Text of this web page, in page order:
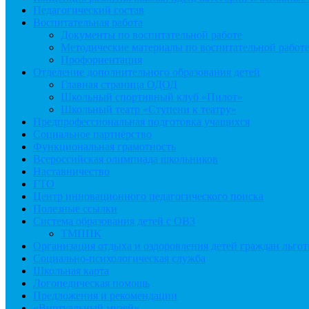
Педагогический состав
Воспитательная работа
Документы по воспитательной работе
Методические материалы по воспитательной работе
Профориентация
Отделение дополнительного образования детей
Главная страница ОДОД
Школьный спортивный клуб «Пилот»
Школьный театр «Ступени к театру»
Предпрофессиональная подготовка учащихся
Социальное партнёрство
Функциональная грамотность
Всероссийская олимпиада школьников
Наставничество
ГТО
Центр инновационного педагогического поиска
Полезные ссылки
Система образования детей с ОВЗ
ТМППК
Организация отдыха и оздоровления детей граждан
Социально-психологическая служба
Школьная карта
Логопедическая помощь
Предложения и рекомендации